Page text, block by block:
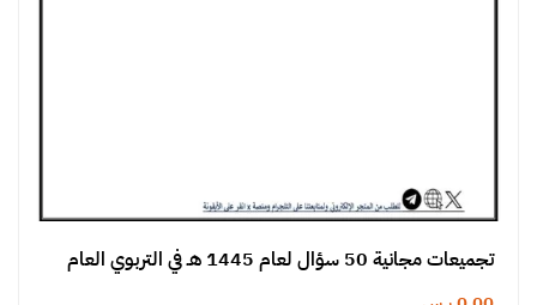
تجميعات مجانية 50 سؤال لعام 1445 هـ في التربوي العام